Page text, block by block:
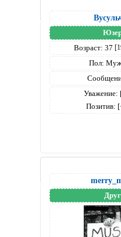
Возраст: 37
Пол:
Уважение:
Позитив:
Друг